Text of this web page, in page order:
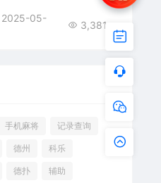
2025-05-
3,381
手机麻将 记录查询
德州 科乐
德扑 辅助